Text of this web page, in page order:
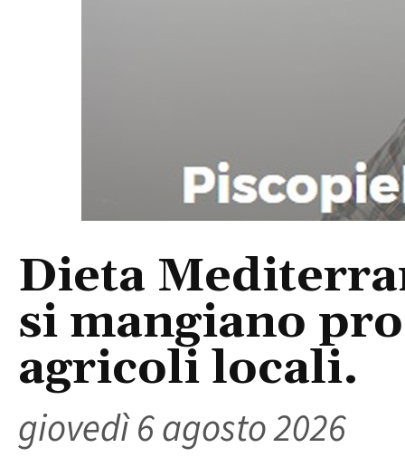
Dieta
si mangiano
agricoli locali.
giovedì 6 agosto 2026